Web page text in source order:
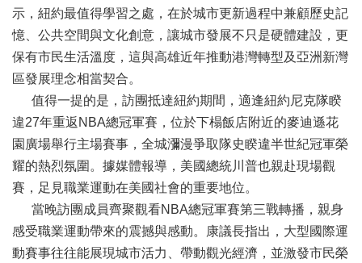
資
訊
安
政
宣
告
著
作
明
示，紐約最值得學習之處，在於城市更新過程中兼顧歷史記
憶、公共空間與文化創意，讓城市發展不只是硬體建設，更
保有市民生活溫度，這與高雄近年推動港灣轉型及亞洲新灣
區發展理念相當契合。
值得一提的是，訪團抵達紐約期間，適逢紐約尼克隊睽
違27年重返NBA總冠軍賽，位於下榻飯店附近的麥迪遜花
園廣場舉行主場賽事，全城瀰漫爭取隊史睽違半世紀冠軍榮
耀的熱烈氛圍。據媒體報導，美國總統川普也親赴現場觀
賽，足見職業運動在美國社會的重要地位。
當晚訪團成員齊聚觀看NBA總冠軍賽第三戰轉播，親身
感受職業運動帶來的震撼與感動。康議長指出，大型國際運
動賽事往往能展現城市活力、帶動觀光經濟，並激發市民榮